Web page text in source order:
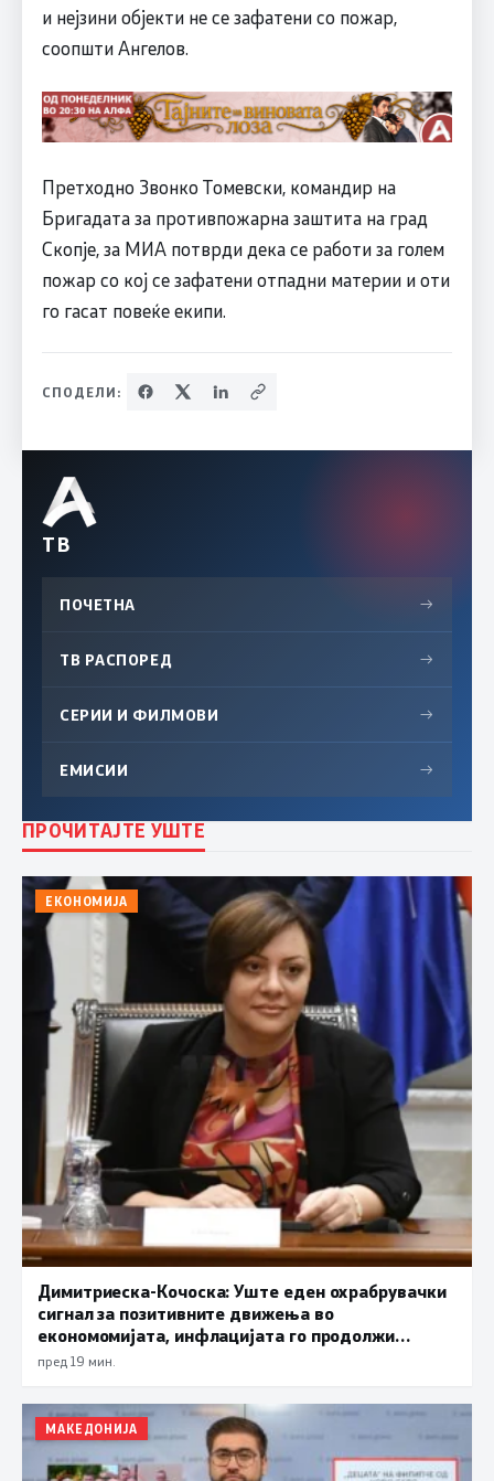
и нејзини објекти не се зафатени со пожар,
соопшти Ангелов.
Претходно Звонко Томевски, командир на
Бригадата за противпожарна заштита на град
Скопје, за МИА потврди дека се работи за голем
пожар со кој се зафатени отпадни материи и оти
го гасат повеќе екипи.
СПОДЕЛИ:
ТВ
ПОЧЕТНА →
ТВ РАСПОРЕД →
СЕРИИ И ФИЛМОВИ →
ЕМИСИИ →
ПРОЧИТАЈТЕ УШТЕ
ЕКОНОМИЈА
Димитриеска-Кочоска: Уште еден охрабрувачки
сигнал за позитивните движења во
економомијата, инфлацијата го продолжи
трендот на намалување и во јули изнесува 2,3
пред 19 мин.
МАКЕДОНИЈА